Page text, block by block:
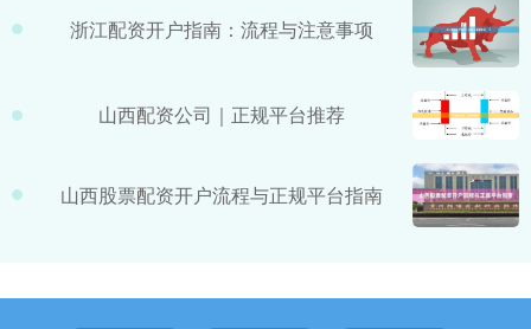
浙江配资开户指南：流程与注意事项
山西配资公司｜正规平台推荐
山西股票配资开户流程与正规平台指南